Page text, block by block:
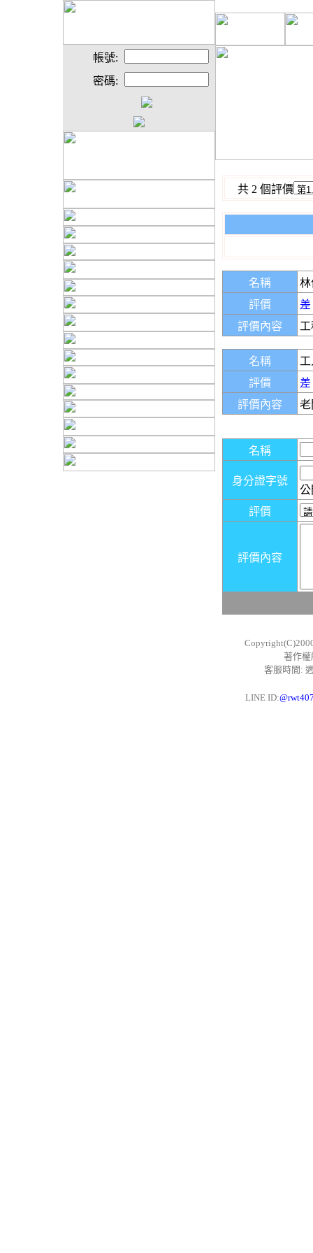
帳號:
密碼:
共 2 個評價
名稱
林
評價
差
評價內容
名稱
評價
差
評價內容
老
名稱
身分證字號
公
評價
評價內容
著作
客服時間:
LINE ID: